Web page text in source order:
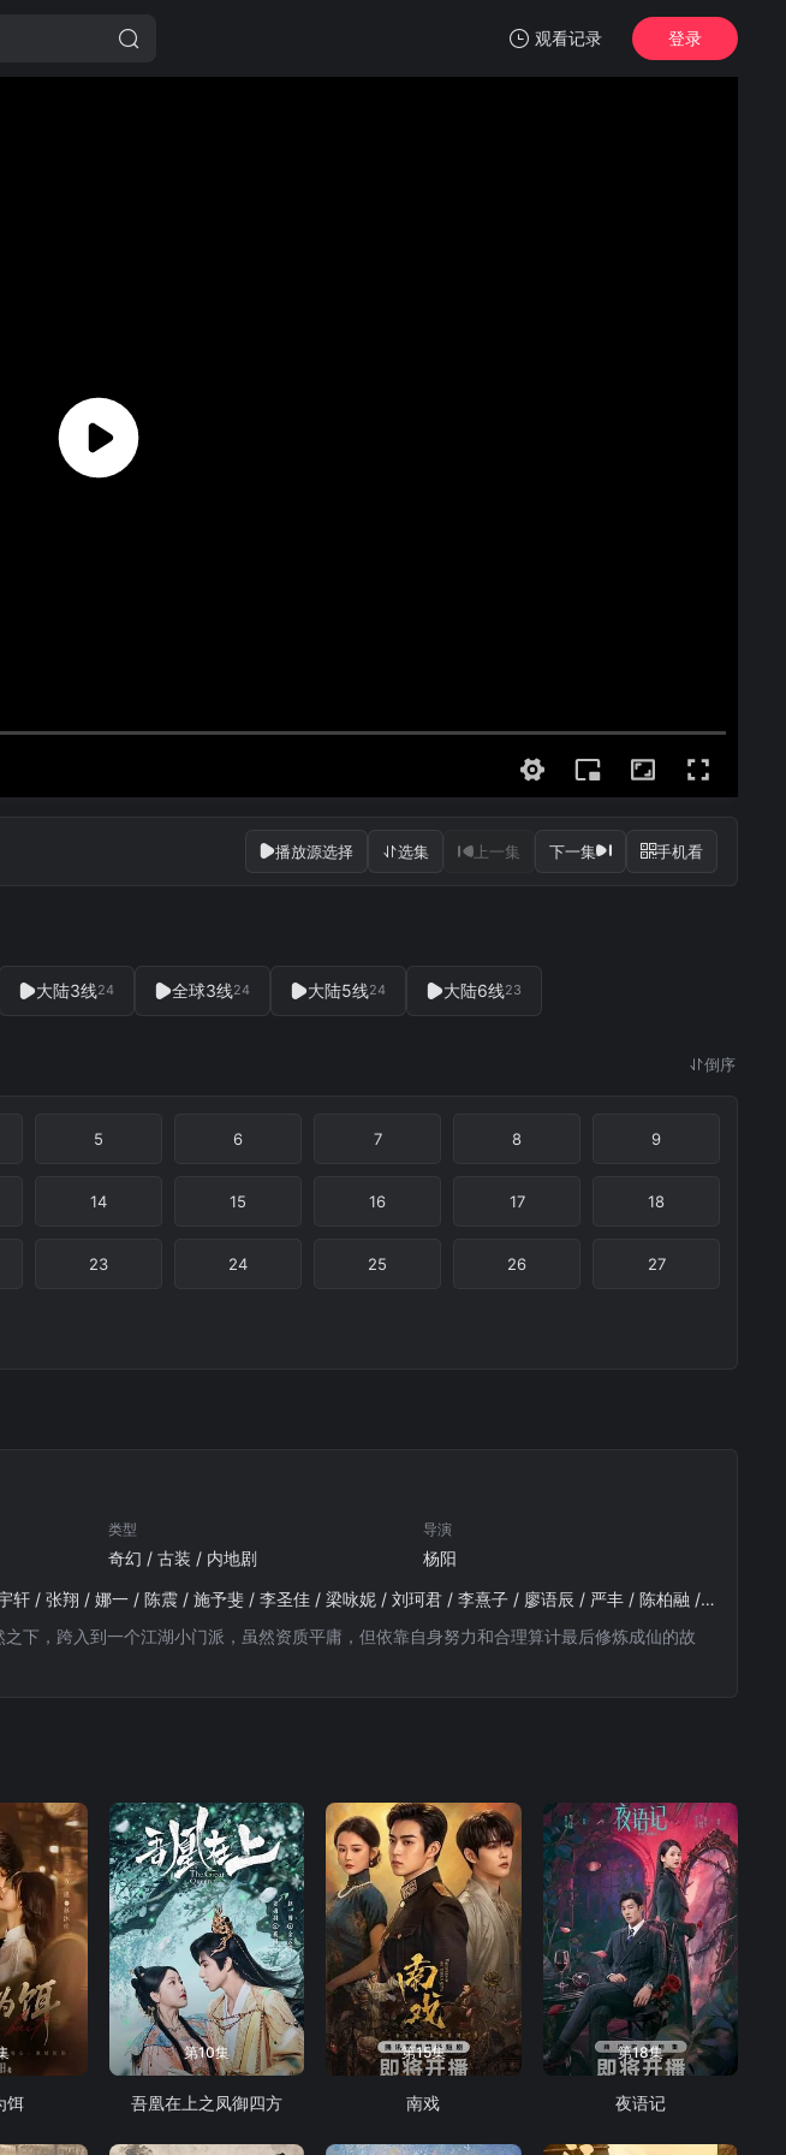
观看记录 登录
播放源选择 选集 上一集 下一集 手机看
大陆3线24 全球3线24 大陆5线24 大陆6线23
倒序
5 6 7 8 9
14 15 16 17 18
23 24 25 26 27
类型
奇幻 / 古装 / 内地剧
导演
杨阳
杨洋 / 金晨 / 汪铎 / 赵小棠 / 赵晴 / 金佳悦 / 荣梓希 / 张婉儿 / 胡宇轩 / 张翔 / 娜一 / 陈震 / 施予斐 / 李圣佳 / 梁咏妮 / 刘珂君 / 李熹子 / 廖语辰 / 严丰 / 陈柏融 / 常荻 / 刘天宝 / 喻亢 / 王海祥 / 祖卡尔 / 曹明华 / 李越 / 丁桥 / 刘頔 / 曹赞 / 孙一鸣 / 柳仕炎 / 郭馨钰 / 张怀公 / 柳岩 / 李乃文 / 金士杰 / 贾冰 / 颖儿 / 吴樾 / 曹骏 / 管云鹏 / 颜丹晨 / 张海宇 / 曲高位 / 王冠 / 宿宇杰 / 徐海乔 / 张耀 / 张晓晨 / 车保罗 / 宗峰岩 / 王同辉 / 尹铸胜 / 刘亚津 / 李明 / 穆宁 / 罗光旭 / 杜奕衡 / 朱辉
下，跨入到一个江湖小门派，虽然资质平庸，但依靠自身努力和合理算计最后修炼成仙的故
饵
第10集
吾凰在上之凤御四方
第15集
南戏
第18集
夜语记